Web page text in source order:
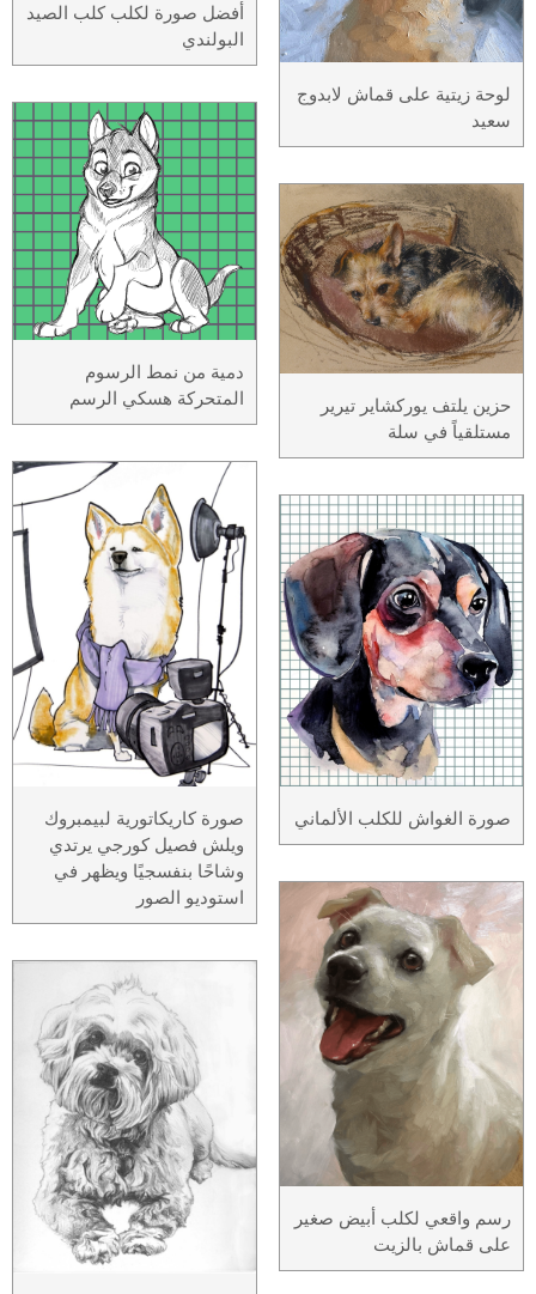
لوحة زيتية على قماش لابدوج
سعيد
حزين يلتف يوركشاير تيرير
مستلقياً في سلة
صورة الغواش للكلب الألماني
رسم واقعي لكلب أبيض صغير
على قماش بالزيت
أفضل صورة لكلب كلب الصيد
البولندي
دمية من نمط الرسوم
المتحركة هسكي الرسم
صورة كاريكاتورية لبيمبروك
ويلش فصيل كورجي يرتدي
وشاحًا بنفسجيًا ويظهر في
استوديو الصور